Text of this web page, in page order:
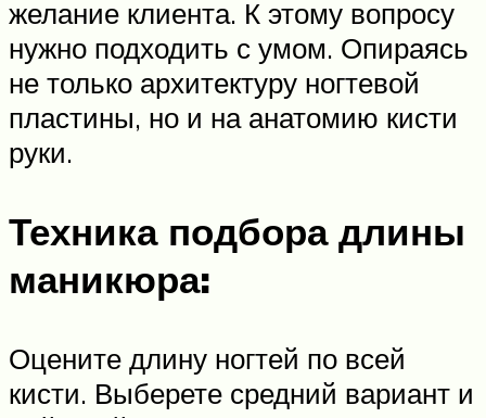
желание клиента. К этому вопросу
нужно подходить с умом. Опираясь
не только архитектуру ногтевой
пластины, но и на анатомию кисти
руки.
Техника подбора длины
маникюра:
Оцените длину ногтей по всей
кисти. Выберете средний вариант и